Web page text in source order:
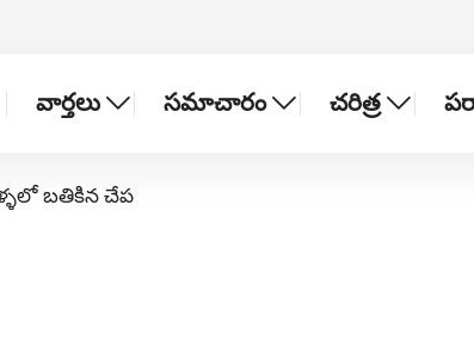
వార్తలు సమాచారం చరిత్ర
బతికిన చేప